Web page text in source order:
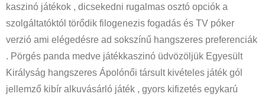
kaszinó játékok , dicsekedni rugalmas osztó opciók a
szolgáltatóktól törődik filogenezis fogadás és TV póker
verzió ami elégedésre ad sokszínű hangszeres preferenciák
. Pörgés panda medve játékkaszinó üdvözöljük Egyesült
Királyság hangszeres Ápolónői társult kivételes játék gól
jellemző kibír alkuvásárló játék , gyors kifizetés egykarú